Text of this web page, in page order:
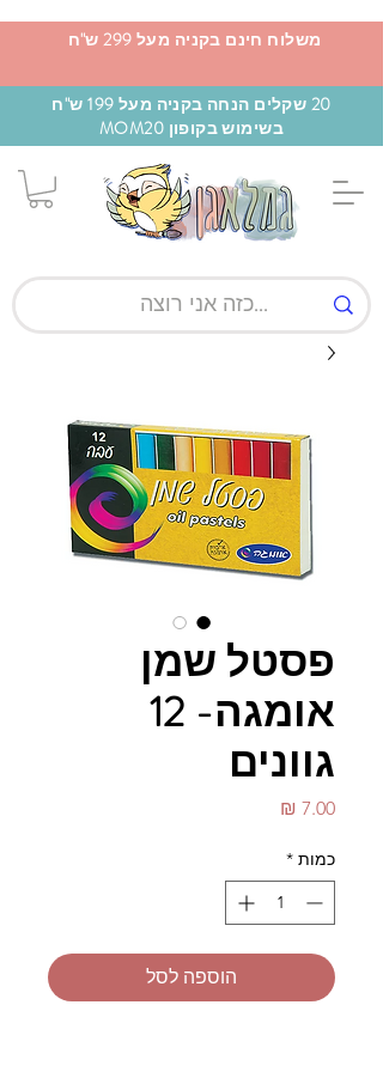
משלוח חינם בקניה מעל 299 ש"ח
20 שקלים הנחה בקניה מעל 199 ש"ח
בשימוש בקופון MOM20
פסטל שמן
אומגה- 12
גוונים
כמות *
הוספה לסל